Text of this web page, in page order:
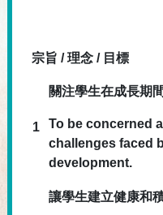
宗旨 / 理念 / 目標
1
關注學生在成長期
To be concerned
challenges faced
development.
讓學生建立健康和